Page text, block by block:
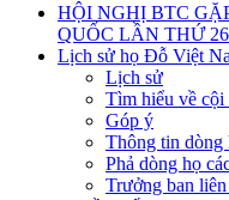
HỘI NGHỊ BTC
QUỐC LẦN THỨ 26
Lịch sử họ Đỗ Việt
Lịch sử
Tìm hiểu về cội
Góp ý
Thông tin dòng
Phả dòng họ
Trưởng ban